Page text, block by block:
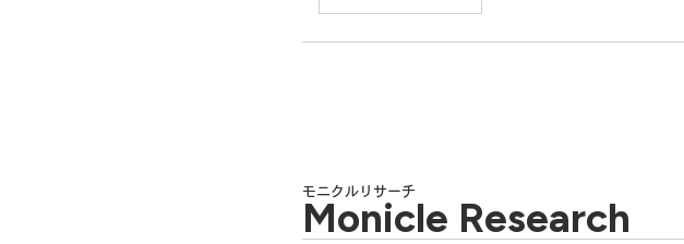
モニクルリサーチ
Monicle Research